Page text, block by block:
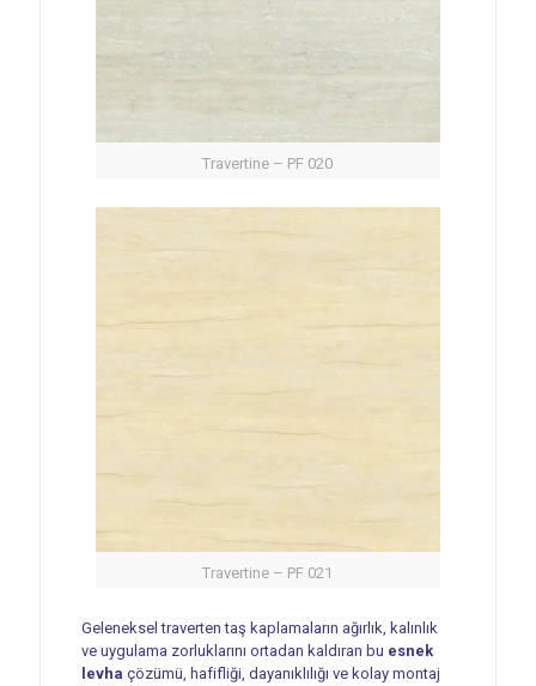
Travertine – PF 020
Travertine – PF 021
Geleneksel traverten taş kaplamaların ağırlık, kalınlık
ve uygulama zorluklarını ortadan kaldıran bu esnek
levha çözümü, hafifliği, dayanıklılığı ve kolay montaj